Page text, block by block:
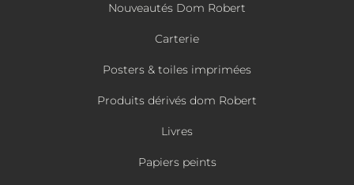
Nouveautés Dom Robert
Carterie
Posters & toiles imprimées
Produits dérivés dom Robert
Livres
Papiers peints